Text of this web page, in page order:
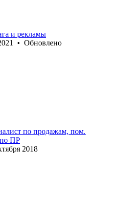
и рекламы
• Обновлено
по продажам, пом.
по ПР
2018